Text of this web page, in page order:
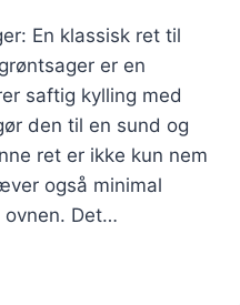
En klassisk ret til
er en
saftig kylling med
den til en sund og
ret er ikke kun nem
også minimal
ovnen. Det…